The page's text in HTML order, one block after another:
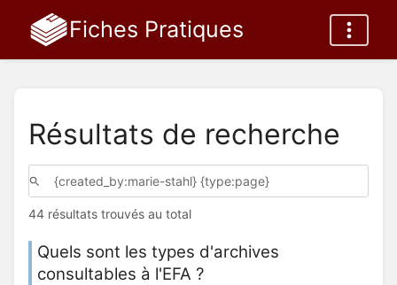
Fiches Pratiques
Résultats de recherche
44 résultats trouvés au total
Quels sont les types d'archives
consultables à l'EFA ?